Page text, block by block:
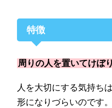
特徴
周りの人を置いてけぼ
人を大切にする気持ち
形になりづらいのです。